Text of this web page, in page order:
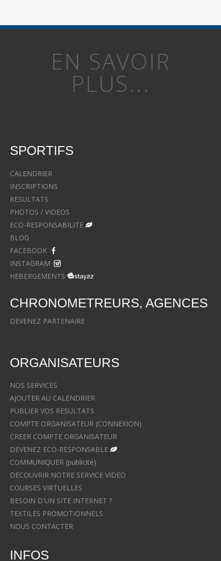
EN SAVOIR
PLUS...
SPORTIFS
CALENDRIER
INSCRIPTIONS
RESULTATS
PHOTOS / VIDEOS
ECO-RESPONSABILITE
BLOG
FACEBOOK
INSTAGRAM
HEBERGEMENTS
CHRONOMETREURS, AGENCES
DEVENEZ PARTENAIRE
ORGANISATEURS
NOS SERVICES
AJOUTER AU CALENDRIER
PUBLIER VOS RESULTATS
COMPTE ORGANISATEUR (CONNEXION)
CREER COMPTE ORGANISATEUR
DEVENEZ ECO-RESPONSABLE
COMMUNIQUER (publicité)
DECOUVRIR NOTRE SERVICE VIDEO
COURSES VIRTUELLES
BESOIN D'UN SITE INTERNET ?
TEXTILES PROMOTIONNELS
NOUS CONTACTER
INFOS